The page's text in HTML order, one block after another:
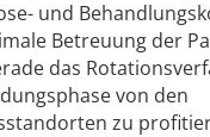
und
Betreuung der
das
von den
zu